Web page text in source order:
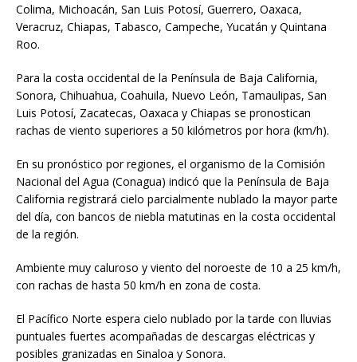
Colima, Michoacán, San Luis Potosí, Guerrero, Oaxaca,
Veracruz, Chiapas, Tabasco, Campeche, Yucatán y Quintana
Roo.
Para la costa occidental de la Península de Baja California,
Sonora, Chihuahua, Coahuila, Nuevo León, Tamaulipas, San
Luis Potosí, Zacatecas, Oaxaca y Chiapas se pronostican
rachas de viento superiores a 50 kilómetros por hora (km/h).
En su pronóstico por regiones, el organismo de la Comisión
Nacional del Agua (Conagua) indicó que la Península de Baja
California registrará cielo parcialmente nublado la mayor parte
del día, con bancos de niebla matutinas en la costa occidental
de la región.
Ambiente muy caluroso y viento del noroeste de 10 a 25 km/h,
con rachas de hasta 50 km/h en zona de costa.
El Pacífico Norte espera cielo nublado por la tarde con lluvias
puntuales fuertes acompañadas de descargas eléctricas y
posibles granizadas en Sinaloa y Sonora.